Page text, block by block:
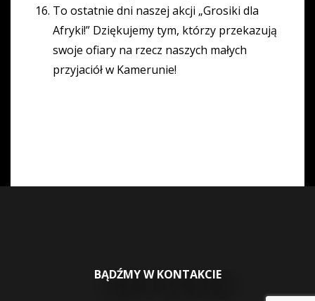
To ostatnie dni naszej akcji „Grosiki dla
Afryki!” Dziękujemy tym, którzy przekazują
swoje ofiary na rzecz naszych małych
przyjaciół w Kamerunie!
BĄDŹMY W KONTAKCIE